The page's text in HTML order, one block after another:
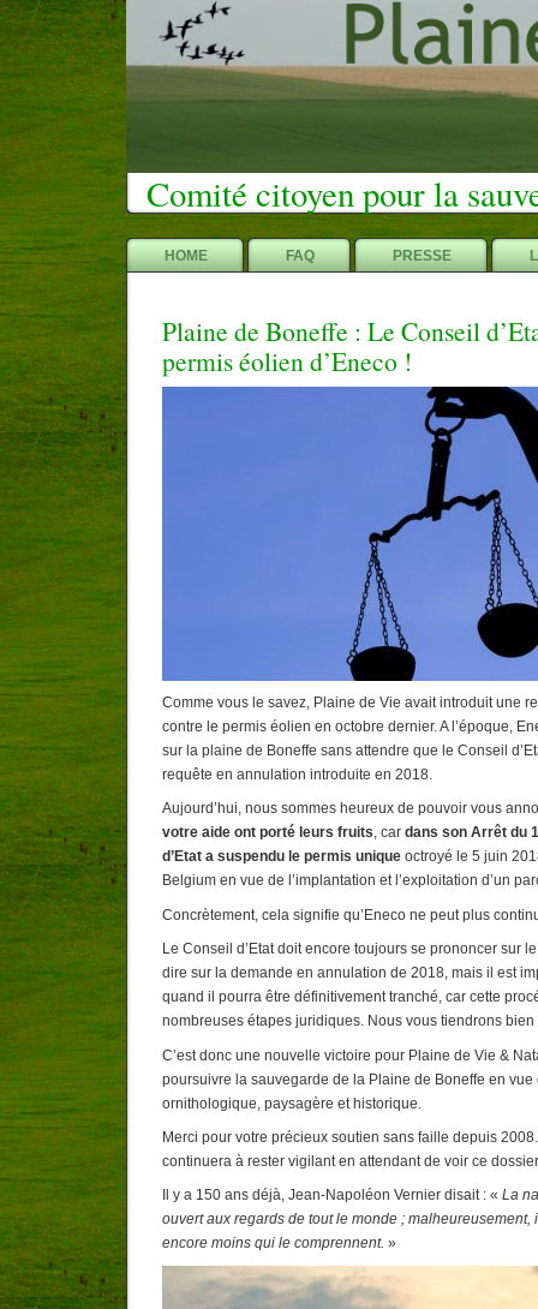
Comité citoyen pour la
HOME FAQ PRESSE
Plaine de Boneffe : Le Conseil
permis éolien d’Eneco !
Comme vous le savez, Plaine de Vie avait introduit une
contre le permis éolien en octobre dernier. A l’époque,
sur la plaine de Boneffe sans attendre que le Conseil
requête en annulation introduite en 2018.
Aujourd’hui, nous sommes heureux de pouvoir vous
votre aide ont porté leurs fruits, car dans son Arrêt du
d’Etat a suspendu le permis unique octroyé le 5 juin
Belgium en vue de l’implantation et l’exploitation d’un
Concrètement, cela signifie qu’Eneco ne peut plus
Le Conseil d’Etat doit encore toujours se prononcer sur
dire sur la demande en annulation de 2018, mais il est
quand il pourra être définitivement tranché, car cette
nombreuses étapes juridiques. Nous vous tiendrons bien
C’est donc une nouvelle victoire pour Plaine de Vie &
poursuivre la sauvegarde de la Plaine de Boneffe en
ornithologique, paysagère et historique.
Merci pour votre précieux soutien sans faille depuis
continuera à rester vigilant en attendant de voir ce
Il y a 150 ans déjà, Jean-Napoléon Vernier disait : « La
ouvert aux regards de tout le monde ; malheureusement,
encore moins qui le comprennent. »